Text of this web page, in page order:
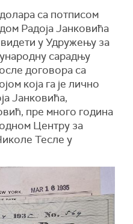
са потписом
Радоја Јанковића
у Удружењу за
сарадњу
договора са
која га је лично
Јанковића,
пре много година
Центру за
Тесле у